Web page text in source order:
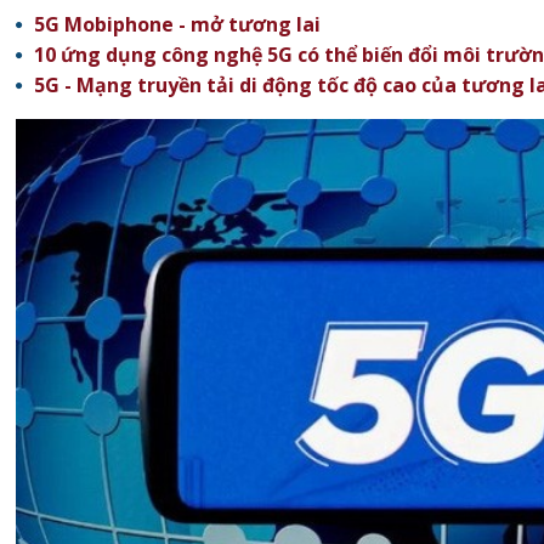
5G Mobiphone - mở tương lai
10 ứng dụng công nghệ 5G có thể biến đổi môi
5G - Mạng truyền tải di động tốc độ cao của tương